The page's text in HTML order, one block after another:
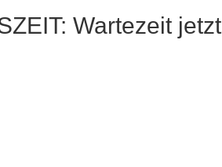
Wartezeit